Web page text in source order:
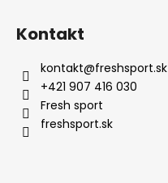
ť
?
Kontakt
kontakt@freshsport.sk
+421 907 416 030
Fresh sport
freshsport.sk